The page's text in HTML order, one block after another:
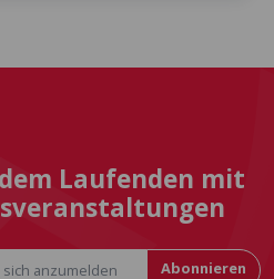
Laufenden mit
Abonnieren